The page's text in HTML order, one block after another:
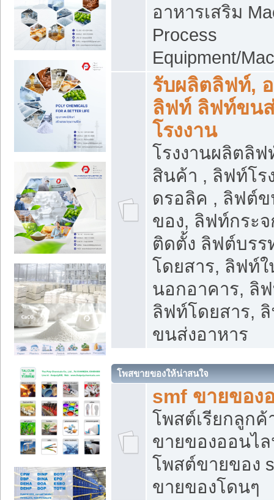
อาหารเสริม
Process
Equipment/
รับผลิตลิฟท์,
ลิฟท์ ลิฟท์ขน
โรงงาน
โรงงานผลิตลิ
สินค้า , ลิฟท์โร
ดรอลิค , ลิฟต์
ของ, ลิฟท์กระ
ติดตั้ง ลิฟต์บร
โดยสาร, ลิฟท์
นอกอาคาร, ลิ
ลิฟท์โดยสาร,
ขนส่งอาหาร
โพสขายของให้น่าสนใจ
smf ขายของ
โพสต์เรียกลูกค้
ขายของออนไ
โพสต์ขายของ
ขายของโดนๆ